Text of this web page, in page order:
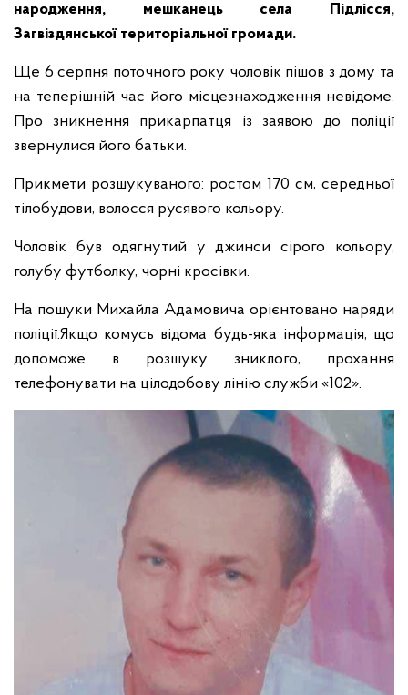
народження, мешканець села Підлісся,
Загвіздянської територіальної громади.
Ще 6 серпня поточного року чоловік пішов з дому та
на теперішній час його місцезнаходження невідоме.
Про зникнення прикарпатця із заявою до поліції
звернулися його батьки.
Прикмети розшукуваного: ростом 170 см, середньої
тілобудови, волосся русявого кольору.
Чоловік був одягнутий у джинси сірого кольору,
голубу футболку, чорні кросівки.
На пошуки Михайла Адамовича орієнтовано наряди
поліції.Якщо комусь відома будь-яка інформація, що
допоможе в розшуку зниклого, прохання
телефонувати на цілодобову лінію служби «102».